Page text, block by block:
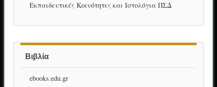
Εκπαιδευτικές Κοινότητες και Ιστολόγια ΠΣΔ
Βιβλία
ebooks.edu.gr